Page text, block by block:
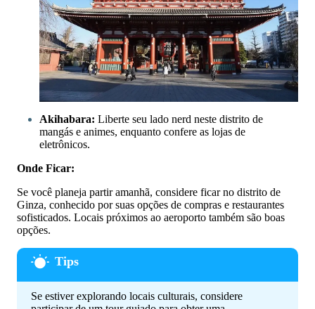
Akihabara: Liberte seu lado nerd neste distrito de
mangás e animes, enquanto confere as lojas de
eletrônicos.
Onde Ficar:
Se você planeja partir amanhã, considere ficar no distrito de
Ginza, conhecido por suas opções de compras e restaurantes
sofisticados. Locais próximos ao aeroporto também são boas
opções.
Se estiver explorando locais culturais, considere